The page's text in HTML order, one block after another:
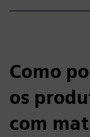
Como
os
com